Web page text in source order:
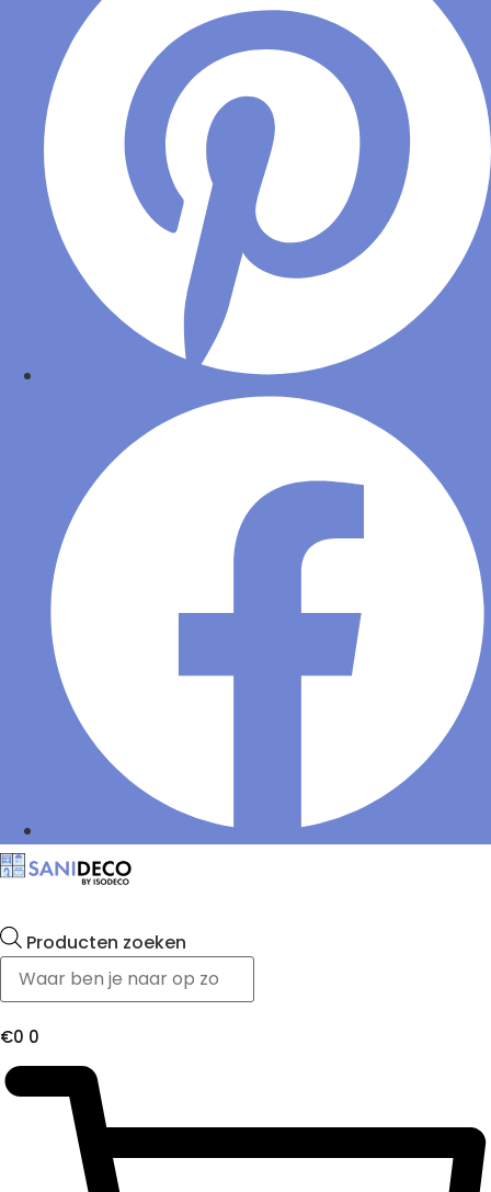
Producten zoeken
€0 0